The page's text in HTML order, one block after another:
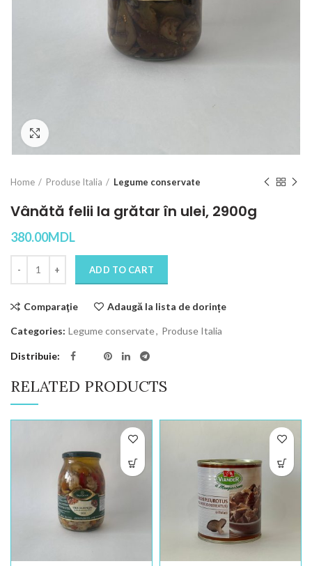
Home Produse Italia Legume conservate
Vânătă felii la grătar în ulei, 2900g
380.00MDL
ADD TO CART
Comparaţie Adaugă la lista de dorințe
Categories: Legume conservate, Produse Italia
Distribuie
RELATED PRODUCTS